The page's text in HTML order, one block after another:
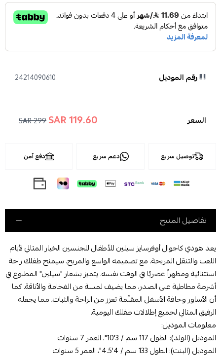
رقم الموديل 24214090610
السعر 119.60 SAR
299 SAR
توصيل سريع دعم سريع دفع آمن
تفاصيل المنتج
يعد هودي كاجوال أوفرسايز سيلين للأطفال للجنسين الخيار المثالي لأيام
اللعب والتنقل المريحة. مع تصميمه الواسع والمريح، سيمنح طفلك راحة
استثنائية ومظهراً عصريًا في الوقت نفسه. يتميز بشعار "سيلين" المطبوع في
أشرطة مطاطية على الصدر، مما يضيف لمسة من الفخامة والأناقة. كما
أن الأساور وحافة الأسفل المقلّمة تعزز من الراحة والثبات، مما يجعله
الرفيق المثالي لجميع إطلالات طفلك اليومية.
معلومات الموديل:
الموديل (الولد): الطول 117 سم / 3'10"، العمر 7 سنوات
الموديل (البنت): الطول 133 سم / 4'4.5"، العمر 5 سنوات